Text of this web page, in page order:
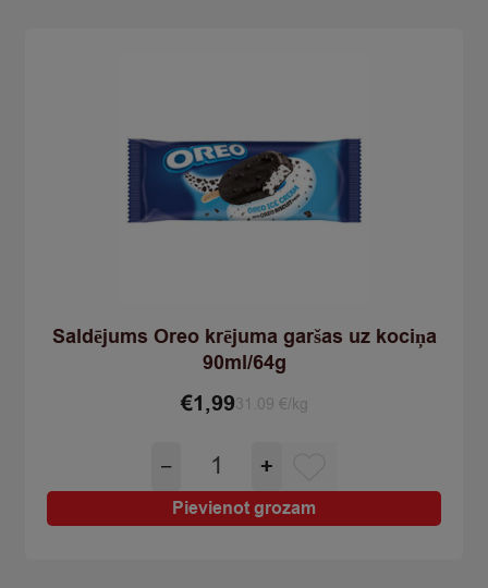
Saldējums Oreo krējuma garšas uz kociņa
90ml/64g
€1,9931.09 €/kg
−
Saldējums
Oreo
krējuma
garšas
+
Pievienot grozam